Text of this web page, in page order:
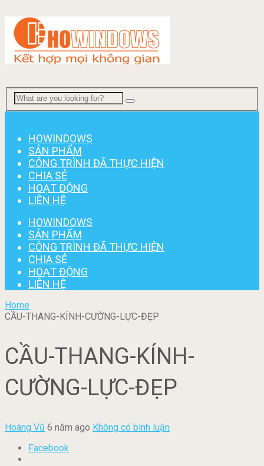
HOWINDOWS
SẢN PHẨM
CÔNG TRÌNH ĐÃ THỰC HIỆN
CHIA SẺ
HOẠT ĐỘNG
LIÊN HỆ
HOWINDOWS
SẢN PHẨM
CÔNG TRÌNH ĐÃ THỰC HIỆN
CHIA SẺ
HOẠT ĐỘNG
LIÊN HỆ
Home
CẦU-THANG-KÍNH-CƯỜNG-LỰC-ĐẸP
CẦU-THANG-KÍNH-
CƯỜNG-LỰC-ĐẸP
Hoàng Vũ 6 năm ago Không có bình luận
Facebook